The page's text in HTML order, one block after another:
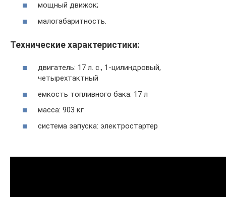
мощный движок;
малогабаритность.
Технические характеристики:
двигатель: 17 л. с., 1-цилиндровый,
четырехтактный
емкость топливного бака: 17 л
масса: 903 кг
система запуска: электростартер